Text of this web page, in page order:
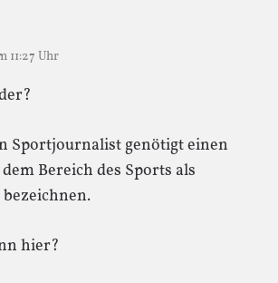
11:27 Uhr
Sportjournalist genötigt einen
Bereich des Sports als
bezeichnen.
hier?